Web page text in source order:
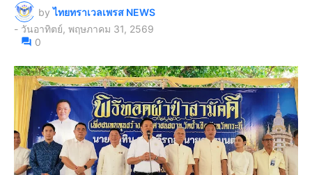
by ไทยทราเวลเพรส NEWS
- วันอาทิตย์, พฤษภาคม 31, 2569
0